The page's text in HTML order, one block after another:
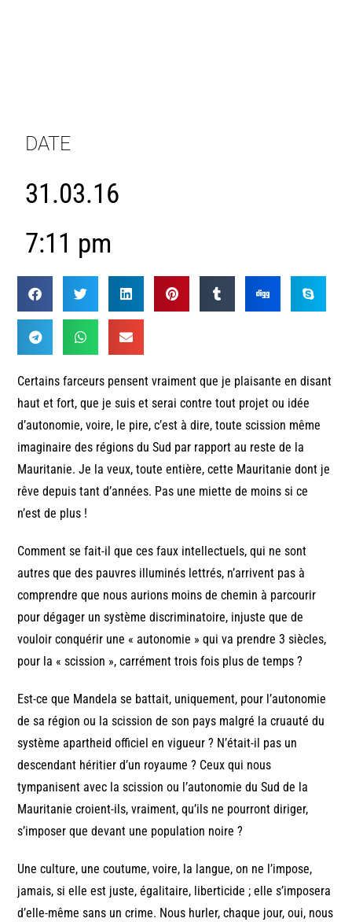
DATE
31.03.16
7:11 pm
Certains farceurs pensent vraiment que je plaisante en disant
haut et fort, que je suis et serai contre tout projet ou idée
d’autonomie, voire, le pire, c’est à dire, toute scission même
imaginaire des régions du Sud par rapport au reste de la
Mauritanie. Je la veux, toute entière, cette Mauritanie dont je
rêve depuis tant d’années. Pas une miette de moins si ce
n’est de plus !
Comment se fait-il que ces faux intellectuels, qui ne sont
autres que des pauvres illuminés lettrés, n’arrivent pas à
comprendre que nous aurions moins de chemin à parcourir
pour dégager un système discriminatoire, injuste que de
vouloir conquérir une « autonomie » qui va prendre 3 siècles,
pour la « scission », carrément trois fois plus de temps ?
Est-ce que Mandela se battait, uniquement, pour l’autonomie
de sa région ou la scission de son pays malgré la cruauté du
système apartheid officiel en vigueur ? N’était-il pas un
descendant héritier d’un royaume ? Ceux qui nous
tympanisent avec la scission ou l’autonomie du Sud de la
Mauritanie croient-ils, vraiment, qu’ils ne pourront diriger,
s’imposer que devant une population noire ?
Une culture, une coutume, voire, la langue, on ne l’impose,
jamais, si elle est juste, égalitaire, liberticide ; elle s’imposera
d’elle-même sans un crime. Nous hurler, chaque jour, oui, nous